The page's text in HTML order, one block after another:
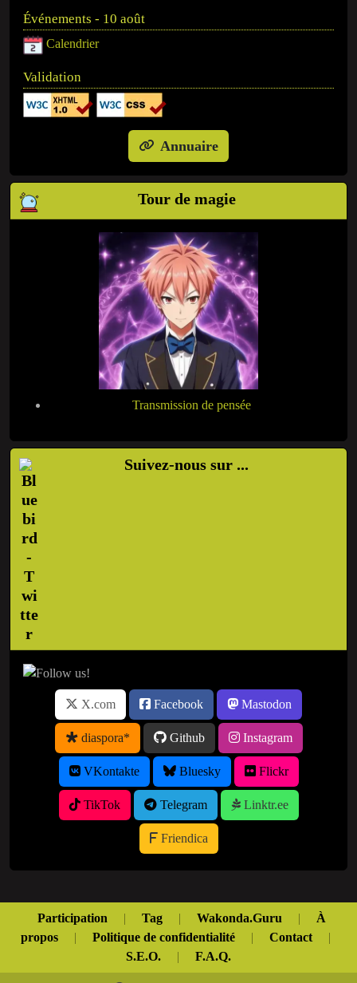
Événements - 10 août
Calendrier
Validation
Annuaire
Tour de magie
Transmission de pensée
Suivez-nous sur ...
X.com Facebook Mastodon
diaspora* Github Instagram
VKontakte Bluesky Flickr
TikTok Telegram Linktr.ee
Friendica
Participation | Tag | Wakonda.Guru |
À
propos
| Politique de confidentialité | Contact
|
S.E.O.
| F.A.Q.